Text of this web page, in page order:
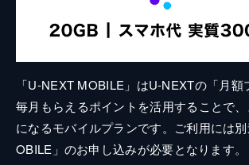
「U-NEXT MOBILE」はU-NEXTの「月
毎月もらえるポイントを活用することで
になるモバイルプランです。ご利用には
OBILE」のお申し込みが必要となります。